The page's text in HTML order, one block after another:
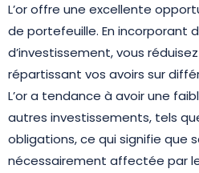
L’or offre une excellente
de portefeuille. En incorporant
d’investissement, vous
répartissant vos avoirs sur
L’or a tendance à avoir une
autres investissements, tels
obligations, ce qui signifie que
nécessairement affectée par